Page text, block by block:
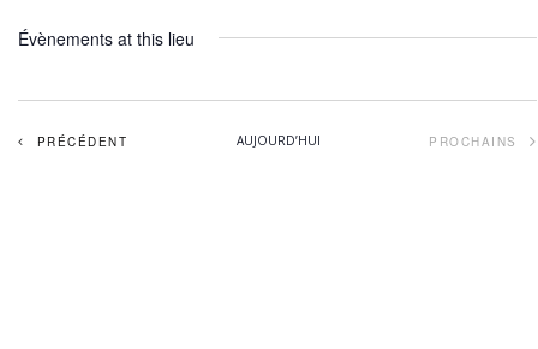
Évènements at this lieu
ÉVÈNEMENTS
PRÉCÉDENT AUJOURD’HUI
PROCHAINS